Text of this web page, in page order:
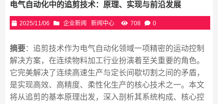
电气自动化中的追剪技术：原理、实现与前沿发展
2025/11/06 企业新闻 新闻中心 708 0
摘要：追剪技术作为电气自动化领域一项精密的运动控制
解决方案，在连续物料加工行业扮演着至关重要的角色。
它完美解决了连续高速生产与定长间歇切割之间的矛盾，
是实现高效、高精度、柔性化生产的核心技术之一。本文
将从追剪的基本原理出发，深入剖析其系统构成、核心控